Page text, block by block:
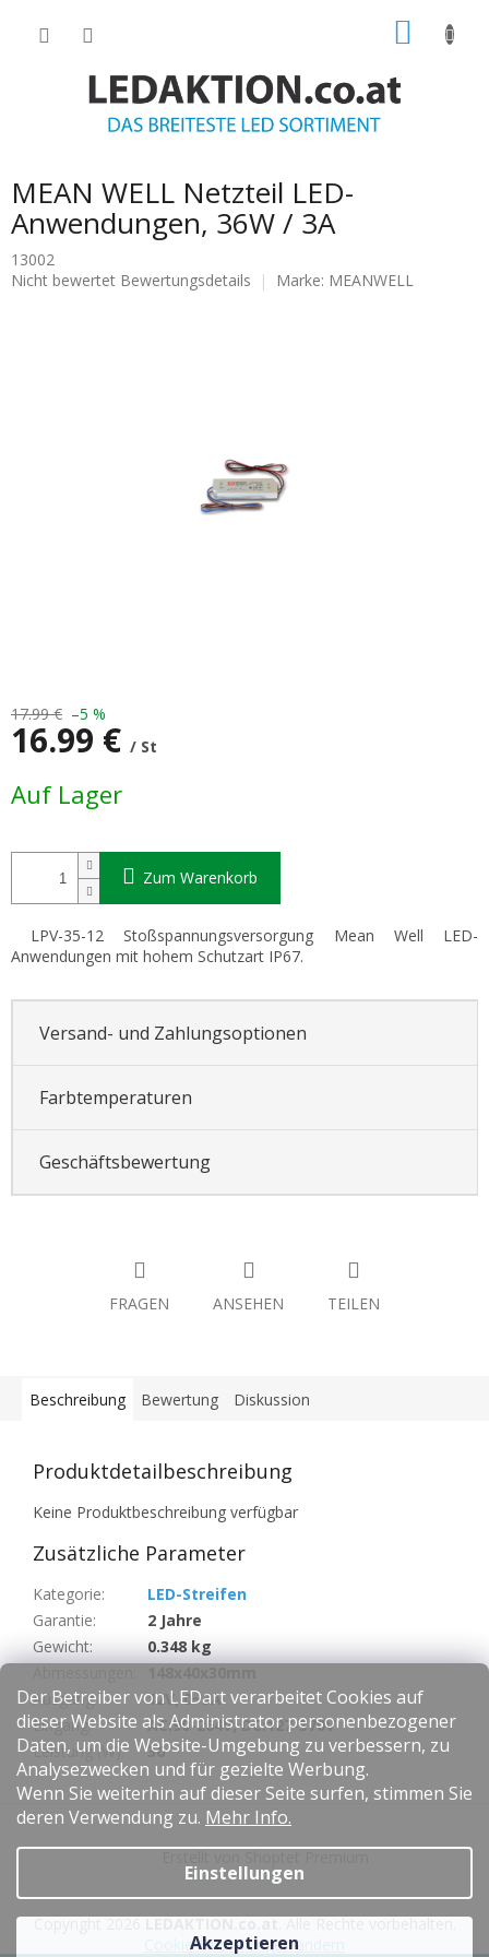
Der Betreiber von LEDart verarbeitet Cookies auf
dieser Website als Administrator personenbezogener
Daten, um die Website-Umgebung zu verbessern, zu
Analysezwecken und für gezielte Werbung.
Wenn Sie weiterhin auf dieser Seite surfen, stimmen Sie
deren Verwendung zu. Mehr Info.
Einstellungen
Akzeptieren
MEAN WELL Netzteil LED-
Anwendungen, 36W / 3A
13002
Die
Nicht bewertet Bewertungsdetails Marke: MEANWELL
17.99 € –5 %
16.99 € / St
Auf Lager
Zum Warenkorb
LPV-35-12 Stoßspannungsversorgung Mean Well LED-
Anwendungen mit hohem Schutzart IP67.
Versand- und Zahlungsoptionen
Farbtemperaturen
Geschäftsbewertung
FRAGEN ANSEHEN TEILEN
Beschreibung Bewertung Diskussion
Produktdetailbeschreibung
Keine Produktbeschreibung verfügbar
Zusätzliche Parameter
Kategorie:
LED-Streifen
Garantie:
2 Jahre
Gewicht:
0.348 kg
Ausgang:
12V, 0~3A
Eingang:
AC:90-264V, DC:127-370V
Leistung (W): 36
Copyright 2026LEDAKTION.co.at. Alle Rechte vorbehalten.
Cookie-Einstellungen ändern